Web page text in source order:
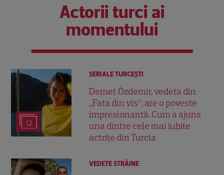
Actorii turci ai
momentului
12
SERIALE TURCEŞTI
Demet Özdemir, vedeta din
„Fata din vis”, are o poveste
impresionantă. Cum a ajuns
una dintre cele mai iubite
actrițe din Turcia
VEDETE STRĂINE